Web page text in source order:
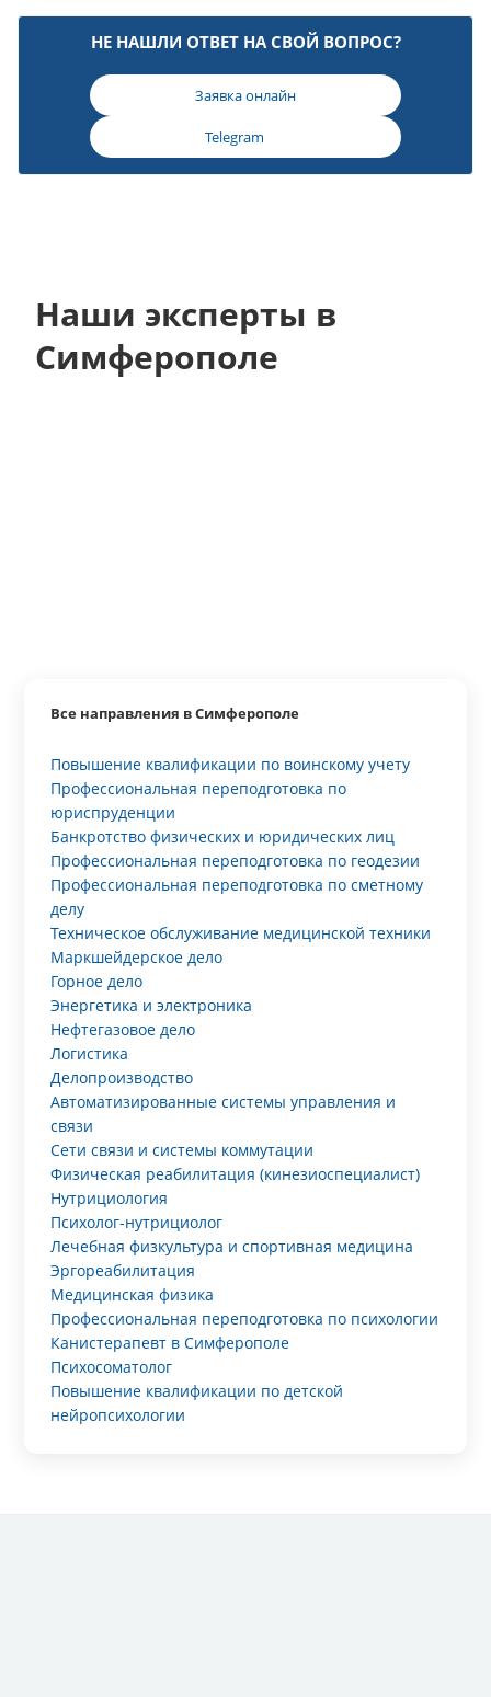
НЕ НАШЛИ ОТВЕТ НА СВОЙ ВОПРОС?
Заявка онлайн
Telegram
Наши эксперты в
Симферополе
Все направления в Симферополе
Повышение квалификации по воинскому учету
Профессиональная переподготовка по
юриспруденции
Банкротство физических и юридических лиц
Профессиональная переподготовка по геодезии
Профессиональная переподготовка по сметному
делу
Техническое обслуживание медицинской техники
Маркшейдерское дело
Горное дело
Энергетика и электроника
Нефтегазовое дело
Логистика
Делопроизводство
Автоматизированные системы управления и
связи
Сети связи и системы коммутации
Физическая реабилитация (кинезиоспециалист)
Нутрициология
Психолог-нутрициолог
Лечебная физкультура и спортивная медицина
Эргореабилитация
Медицинская физика
Профессиональная переподготовка по психологии
Канистерапевт в Симферополе
Психосоматолог
Повышение квалификации по детской
нейропсихологии